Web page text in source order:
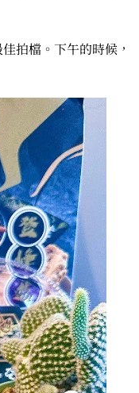
拍檔。下午的時候，